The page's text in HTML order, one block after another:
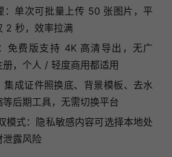
：单次可批量上传 50 张图片，平
2 秒，效率拉满
免费版支持 4K 高清导出，无广
册，个人 / 轻度商用都适用
集成证件照换底、背景模板、去水
后期工具，无需切换平台
模式：隐私敏感内容可选择本地处
泄露风险